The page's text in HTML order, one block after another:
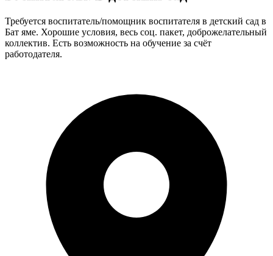
Требуется воспитатель/помощник воспитателя в детский сад в
Бат яме. Хорошие условия, весь соц. пакет, доброжелательный
коллектив. Есть возможность на обучение за счёт
работодателя.